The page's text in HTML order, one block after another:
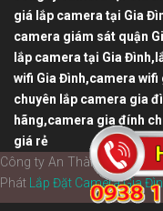
giá lắp camera tại Gia
camera giám sát quận
lắp camera tại Gia
wifi Gia Đình,camera
chuyên lắp camera gia
hãng,camera gia đính
giá rẻ
Công ty An Thành Phát ©
Phát
Lắp Đặt Camera Gia